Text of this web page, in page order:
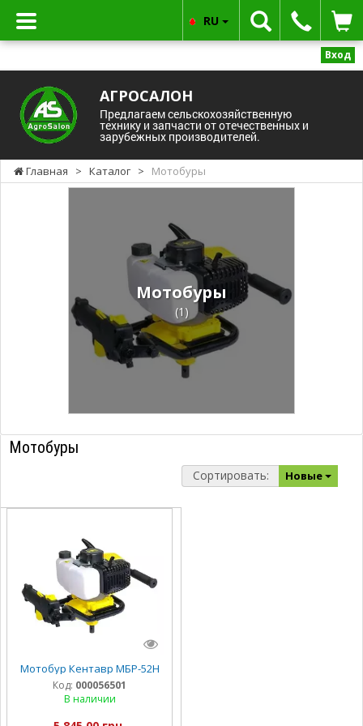
Вход
АГРОСАЛОН
Предлагаем сельскохозяйственную
технику и запчасти от отечественных и
зарубежных производителей.
RU
Главная > Каталог > Мотобуры
Мотобуры
(1)
Мотобуры
Сортировать: Новые
Мотобур Кентавр МБР-52Н
Код: 000056501
В наличии